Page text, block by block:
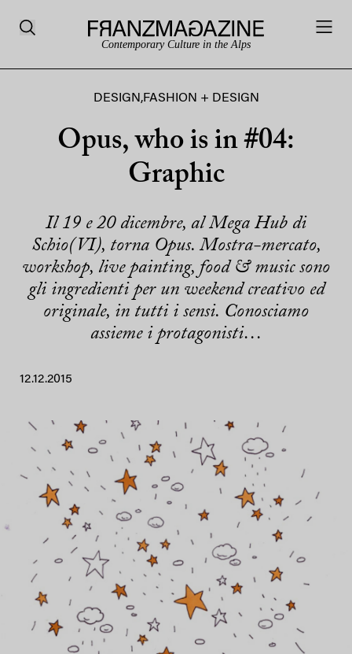
Contemporary Culture in the Alps
DESIGN ,FASHION + DESIGN
Opus, who is in #04:
Graphic
Il 19 e 20 dicembre, al Mega Hub di
Schio(VI), torna Opus. Mostra-mercato,
workshop, live painting, food & music sono
gli ingredienti per un weekend creativo ed
originale, in tutti i sensi. Conosciamo
assieme i protagonisti…
12.12.2015